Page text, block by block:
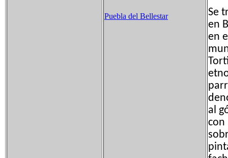
Puebla del Bellestar
Se
en
en
al
con